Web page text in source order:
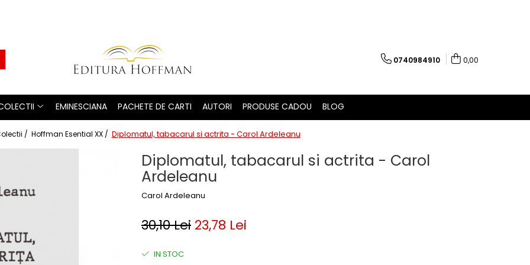
0740984910 0,00
EMINESCIANA PACHETE DE CARTI AUTORI PRODUSE CADOU BLOG
/ Hoffman Esential XX / Diplomatul, tabacarul si actrita - Carol Ardeleanu
Diplomatul, tabacarul si actrita - Carol
Ardeleanu
Carol Ardeleanu
30,10 Lei 23,78 Lei
IN STOC